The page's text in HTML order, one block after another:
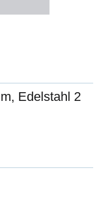
Edelstahl 2